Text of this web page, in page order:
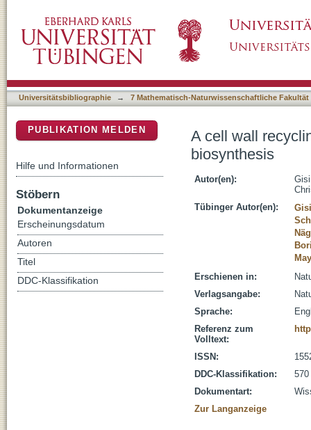
Universitätsbibliographie → 7 Mathematisch-Naturwissenschaftliche Fakultät
A cell wall
biosynthesis
Autor(en):
Tübinger Autor(en):
Erschienen in:
Verlagsangabe:
Sprache:
Referenz zum
Volltext:
ISSN:
DDC-Klassifikation:
Dokumentart:
Zur Langanzeige
PUBLIKATION MELDEN
Hilfe und Informationen
Stöbern
Dokumentanzeige
Erscheinungsdatum
Autoren
Titel
DDC-Klassifikation